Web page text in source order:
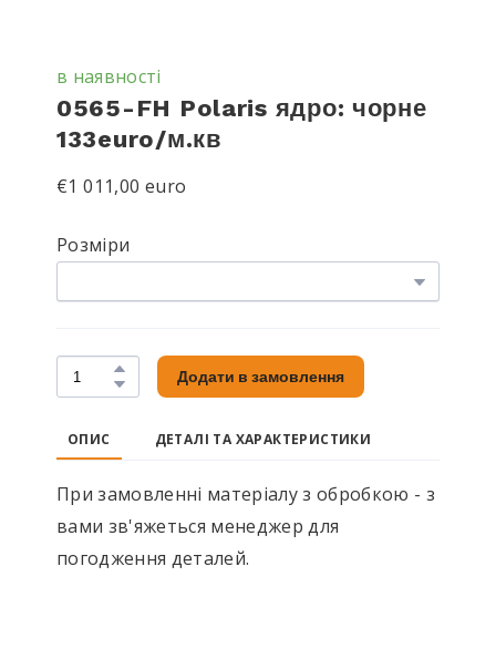
в наявності
0565-FH Polaris ядро: чорне
133euro/м.кв
€1 011,00 euro
Розміри
Додати в замовлення
ОПИС ДЕТАЛІ ТА ХАРАКТЕРИСТИКИ
При замовленні матеріалу з обробкою - з
вами зв'яжеться менеджер для
погодження деталей.